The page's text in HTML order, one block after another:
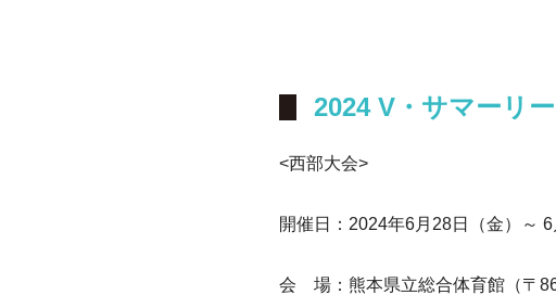
2024 V・サマーリ
<西部大会>
開催日：2024年6月28日（金）～ 6
会 場：熊本県立総合体育館（〒